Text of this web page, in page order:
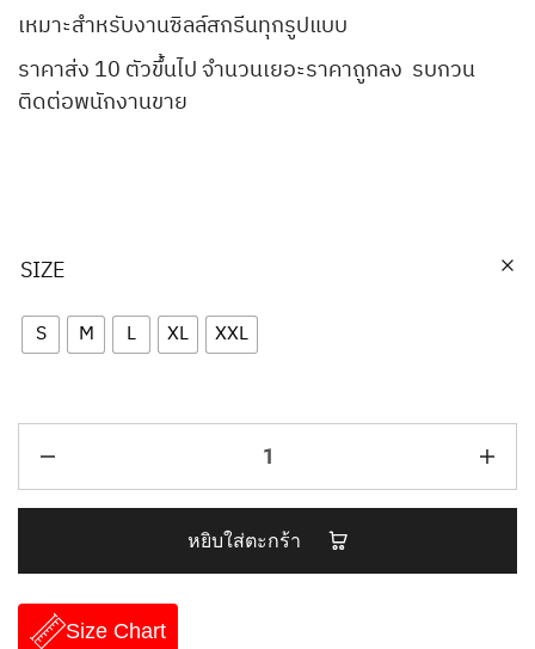
เหมาะสำหรับงานซิลล์สกรีนทุกรูปแบบ
ราคาส่ง 10 ตัวขึ้นไป จำนวนเยอะราคาถูกลง รบกวน
ติดต่อพนักงานขาย
SIZE
S M L XL XXL
หยิบใส่ตะกร้า
Size Chart